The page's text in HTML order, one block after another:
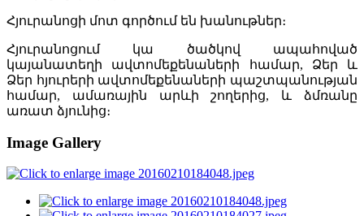
Հյուրանոցի մոտ գործում են խանութներ։
Հյուրանոցում կա ծածկով ապահոված
կայանատեղի ավտոմեքենաների համար, Ձեր և
Ձեր հյուրերի ավտոմեքենաների պաշտպանության
համար, ամառային արևի շողերից, և ձմռանը
առատ ձյունից։
Image Gallery